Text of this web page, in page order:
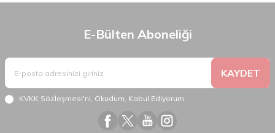
E-Bülten Aboneliği
KAYDET
KVKK Sözleşmesi'ni, Okudum, Kabul Ediyorum.